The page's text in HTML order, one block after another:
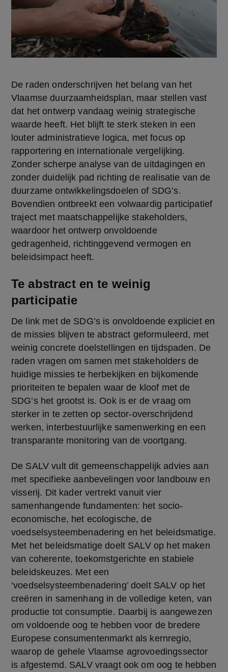
De raden onderschrijven het belang van het
Vlaamse duurzaamheidsplan, maar stellen vast
dat het ontwerp vandaag weinig strategische
waarde heeft. Het blijft te sterk steken in een
louter administratieve logica, met focus op
rapportering en internationale vergelijking.
Zonder scherpe analyse van de uitdagingen en
zonder duidelijk pad richting de realisatie van de
duurzame ontwikkelingsdoelen of SDG’s.
Bovendien ontbreekt een volwaardig participatief
traject met maatschappelijke stakeholders,
waardoor het ontwerp onvoldoende
gedragenheid, richtinggevend vermogen en
beleidsimpact heeft.
Te abstract en te weinig
participatie
De link met de SDG’s is onvoldoende expliciet en
de missies blijven te abstract geformuleerd, met
weinig concrete doelstellingen en tijdspaden. De
raden vragen om samen met stakeholders de
huidige missies te herbekijken en bijkomende
prioriteiten te bepalen waar de kloof met de
SDG’s het grootst is. Ook is er de vraag om
sterker in te zetten op sector-overschrijdend
werken, interbestuurlijke samenwerking en een
transparante monitoring van de voortgang.
De SALV vult dit gemeenschappelijk advies aan
met specifieke aanbevelingen voor landbouw en
visserij. Dit kader vertrekt vanuit vier
samenhangende fundamenten: het socio-
economische, het ecologische, de
voedselsysteembenadering en het beleidsmatige.
Met het beleidsmatige doelt SALV op het maken
van coherente, toekomstgerichte en stabiele
beleidskeuzes. Met een
‘voedselsysteembenadering’ doelt SALV op het
creëren in samenhang in de volledige keten, van
productie tot consumptie. Daarbij is aangewezen
om voldoende oog te hebben voor de bredere
Europese consumentenmarkt als kernregio,
waarop de gehele Vlaamse agrovoedingssector
is afgestemd. SALV vraagt ook om oog te hebben